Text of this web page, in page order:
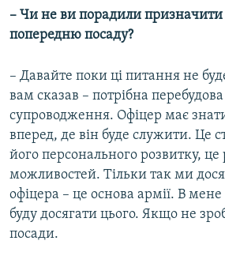
– Чи не ви порадили
попередню посаду?
– Давайте поки ці питання не
вам сказав – потрібна
супроводження. Офіцер має
вперед, де він буде служити. Це
його персонального розвитку, це
можливостей. Тільки так ми
офіцера – це основа армії. В мене
буду досягати цього. Якщо не
посади.